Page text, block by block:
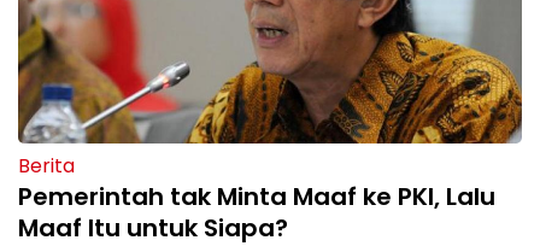
Berita
Pemerintah tak Minta Maaf ke PKI, Lalu
Maaf Itu untuk Siapa?